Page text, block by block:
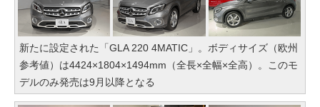
新たに設定された「GLA 220 4MATIC」。ボディサイズ（欧州
参考値）は4424×1804×1494mm（全長×全幅×全高）。このモ
デルのみ発売は9月以降となる